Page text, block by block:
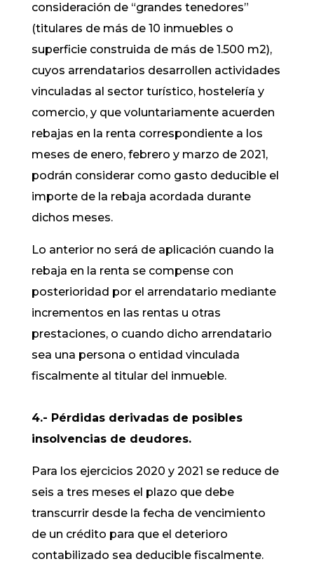
consideración de “grandes tenedores”
(titulares de más de 10 inmuebles o
superficie construida de más de 1.500 m2),
cuyos arrendatarios desarrollen actividades
vinculadas al sector turístico, hostelería y
comercio, y que voluntariamente acuerden
rebajas en la renta correspondiente a los
meses de enero, febrero y marzo de 2021,
podrán considerar como gasto deducible el
importe de la rebaja acordada durante
dichos meses.
Lo anterior no será de aplicación cuando la
rebaja en la renta se compense con
posterioridad por el arrendatario mediante
incrementos en las rentas u otras
prestaciones, o cuando dicho arrendatario
sea una persona o entidad vinculada
fiscalmente al titular del inmueble.
4.- Pérdidas derivadas de posibles
insolvencias de deudores.
Para los ejercicios 2020 y 2021 se reduce de
seis a tres meses el plazo que debe
transcurrir desde la fecha de vencimiento
de un crédito para que el deterioro
contabilizado sea deducible fiscalmente.